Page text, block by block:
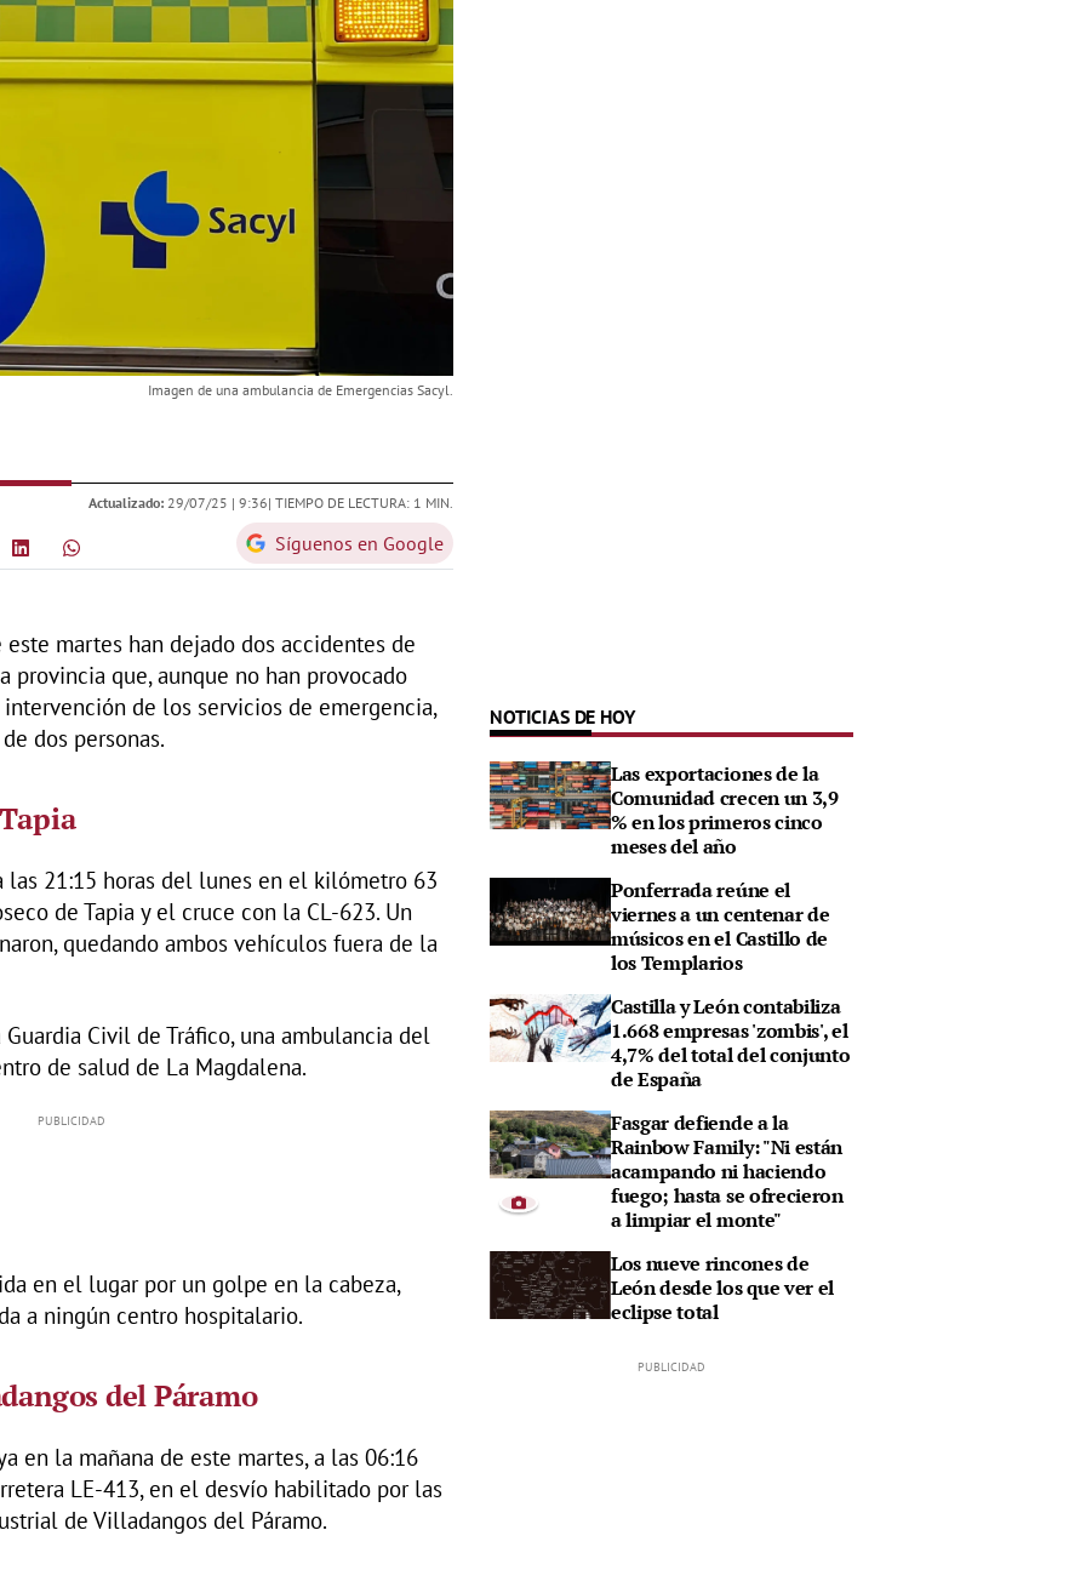
Imagen de una ambulancia de Emergencias Sacyl.
Actualizado: 29/07/25 | 9:36| TIEMPO DE LECTURA: 1 MIN.
Síguenos en Google
este martes han dejado dos accidentes de
que, aunque no han provocado
de los servicios de emergencia,
dos personas.
21:15 horas del lunes en el kilómetro 63
de Tapia y el cruce con la CL-623. Un
quedando ambos vehículos fuera de la
Civil de Tráfico, una ambulancia del
de salud de La Magdalena.
en el lugar por un golpe en la cabeza,
a ningún centro hospitalario.
del Páramo
en la mañana de este martes, a las 06:16
LE-413, en el desvío habilitado por las
de Villadangos del Páramo.
NOTICIAS DE HOY
Las exportaciones de la
Comunidad crecen un 3,9
% en los primeros cinco
meses del año
Ponferrada reúne el
viernes a un centenar de
músicos en el Castillo de
los Templarios
Castilla y León contabiliza
1.668 empresas 'zombis', el
4,7% del total del conjunto
de España
Fasgar defiende a la
Rainbow Family: "Ni están
acampando ni haciendo
fuego; hasta se ofrecieron
a limpiar el monte"
Los nueve rincones de
León desde los que ver el
eclipse total